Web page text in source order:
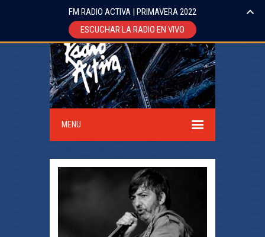
MENU
FM RADIO ACTIVA | PRIMAVERA 2022
ESCUCHAR LA RADIO EN VIVO